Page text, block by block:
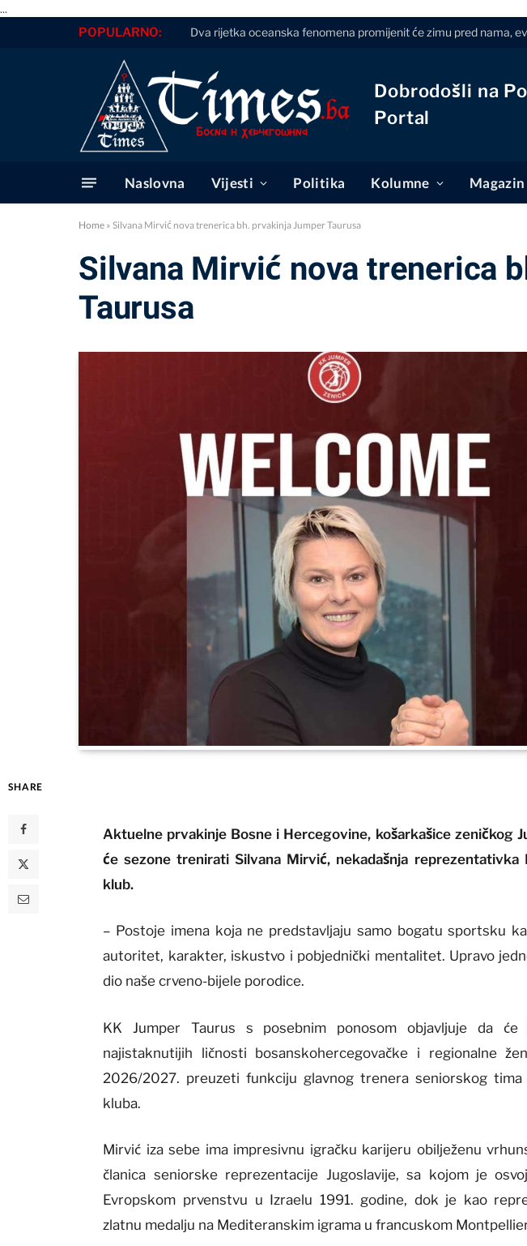
...
POPULARNO: Dva rijetka oceanska fenomena promijenit će zimu pred nama,
Dobrodošli na
Portal
Naslovna Vijesti Politika Kolumne Magazin
Home » Silvana Mirvić nova trenerica bh. prvakinja Jumper Taurusa
Silvana Mirvić nova trenerica
Taurusa
SHARE
Aktuelne prvakinje Bosne i Hercegovine, košarkašice zeničkog
će sezone trenirati Silvana Mirvić, nekadašnja reprezentativka
klub.
– Postoje imena koja ne predstavljaju samo bogatu sportsku
autoritet, karakter, iskustvo i pobjednički mentalitet. Upravo
dio naše crveno-bijele porodice.
KK Jumper Taurus s posebnim ponosom objavljuje da će
najistaknutijih ličnosti bosanskohercegovačke i regionalne
2026/2027. preuzeti funkciju glavnog trenera seniorskog
kluba.
Mirvić iza sebe ima impresivnu igračku karijeru obilježenu
članica seniorske reprezentacije Jugoslavije, sa kojom je
Evropskom prvenstvu u Izraelu 1991. godine, dok je kao
zlatnu medalju na Mediteranskim igrama u francuskom